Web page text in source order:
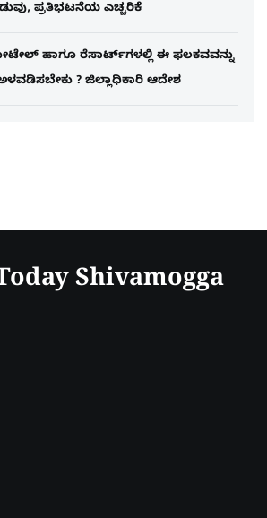
ಪ್ರತಿಭಟನೆಯ ಎಚ್ಚರಿಕೆ
ಹಾಗೂ ರೆಸಾರ್ಟ್‌ಗಳಲ್ಲಿ ಈ ಫಲಕವವನ್ನು
? ಜಿಲ್ಲಾಧಿಕಾರಿ ಆದೇಶ
Shivamogga